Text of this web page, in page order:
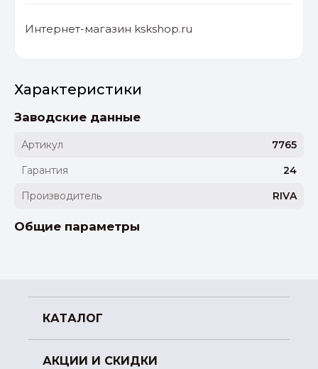
Интернет-магазин kskshop.ru
Характеристики
Заводские данные
Артикул
7765
Гарантия
24
Производитель
RIVA
Общие параметры
КАТАЛОГ
АКЦИИ И СКИДКИ